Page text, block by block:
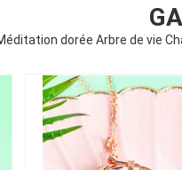
dorée Arbre de vie